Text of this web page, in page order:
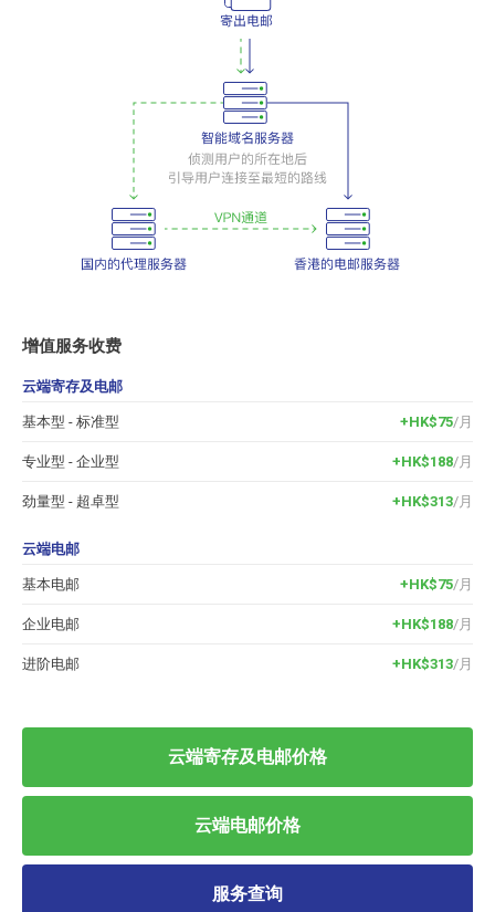
增值服务收费
云端寄存及电邮
基本型 - 标准型
+HK$75/月
专业型 - 企业型
+HK$188/月
劲量型 - 超卓型
+HK$313/月
云端电邮
基本电邮
+HK$75/月
企业电邮
+HK$188/月
进阶电邮
+HK$313/月
云端寄存及电邮价格
云端电邮价格
服务查询